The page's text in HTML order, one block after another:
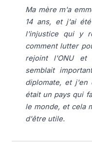
Ma mère m'a
14 ans, et j'ai
l'injustice qui y
comment lutter
rejoint l'ONU et
semblait
diplomate, et j'en
était un pays qui
le monde, et cela
d'être utile.